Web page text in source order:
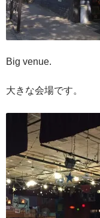
Big venue.
大きな会場です。